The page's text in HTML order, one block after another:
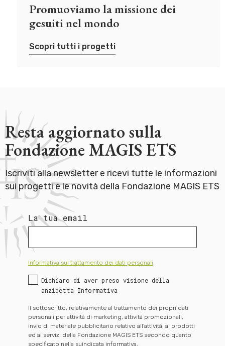
Promuoviamo la missione dei
gesuiti nel mondo
Scopri tutti i progetti
Resta aggiornato sulla
Fondazione MAGIS ETS
Iscriviti alla newsletter e ricevi tutte le informazioni
sui progetti e le novità della Fondazione MAGIS ETS
La tua email
Informativa sul trattamento dei dati personali
Dichiaro di aver preso visione della
anzidetta Informativa
Il sottoscritto, relativamente al trattamento dei propri dati
personali per attività di marketing, attività promozionali,
invio di materiale pubblicitario relativo all’attività, ai prodotti
ed ai servizi della Fondazione MAGIS ETS secondo quanto
specificato nella suindicata informativa,